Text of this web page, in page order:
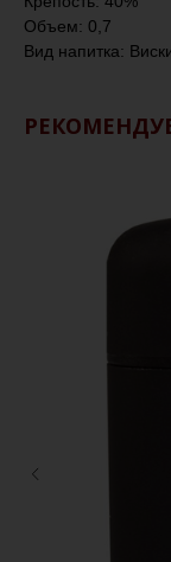
Объем: 0,7
Вид напитка: